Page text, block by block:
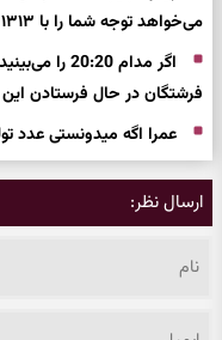
می‌خواهد توجه شما را با ۱۳۱۳ جلب کند
اگر مدام
فرشتگان در حال فرستادن
عمرا اگه میدونستی عدد
ارسال نظر: